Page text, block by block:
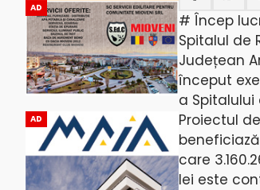
AD
AD
# Încep
Spitalul de
Județean
început
a Spitalului
Proiectul
care
lei este